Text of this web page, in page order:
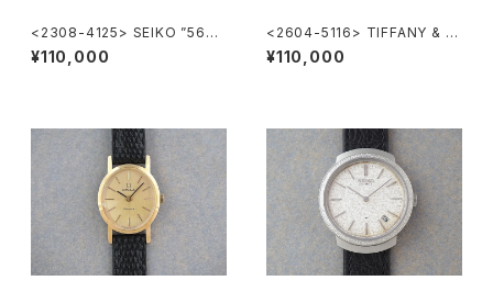
<2308-4125> SEIKO ”56K
S" KING SEIKO
¥110,000
<2604-5116> TIFFANY & C
o. Diver's
¥110,000